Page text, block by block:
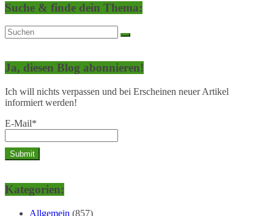
Suche & finde dein Thema:
Ja, diesen Blog abonnieren!
Ich will nichts verpassen und bei Erscheinen neuer Artikel
informiert werden!
E-Mail*
Kategorien:
Allgemein (857)